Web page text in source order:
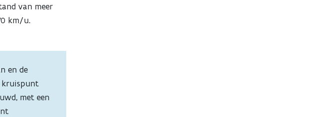
van meer
km/u.
en de
kruispunt
met een